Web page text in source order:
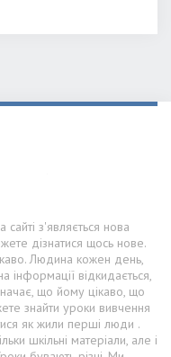
з'являється нова
дізнатися щось нове.
Людина кожен день,
інформації відкидається,
що йому цікаво, що
знайти уроки вивчення
як жили перші люди .
шкільні матеріали, але і